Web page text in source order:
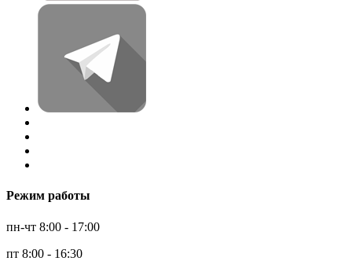
Режим работы
пн-чт 8:00 - 17:00
пт 8:00 - 16:30